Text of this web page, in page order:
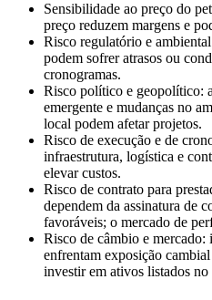
Sensibilidade ao preço do
preço reduzem margens e
Risco regulatório e
podem sofrer atrasos ou
cronogramas.
Risco político e geopolítico:
emergente e mudanças no
local podem afetar projetos.
Risco de execução e de
infraestrutura, logística e
elevar custos.
Risco de contrato para
dependem da assinatura de
favoráveis; o mercado de
Risco de câmbio e mercado:
enfrentam exposição
investir em ativos listados no